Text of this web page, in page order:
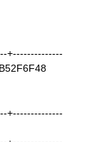
+--------------
+--------------